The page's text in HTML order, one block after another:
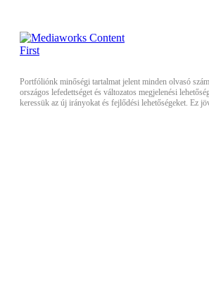
Portfóliónk minőségi tartalmat jelent minden olvasó
országos lefedettséget és változatos megjelenési
keressük az új irányokat és fejlődési lehetőségeket. Ez